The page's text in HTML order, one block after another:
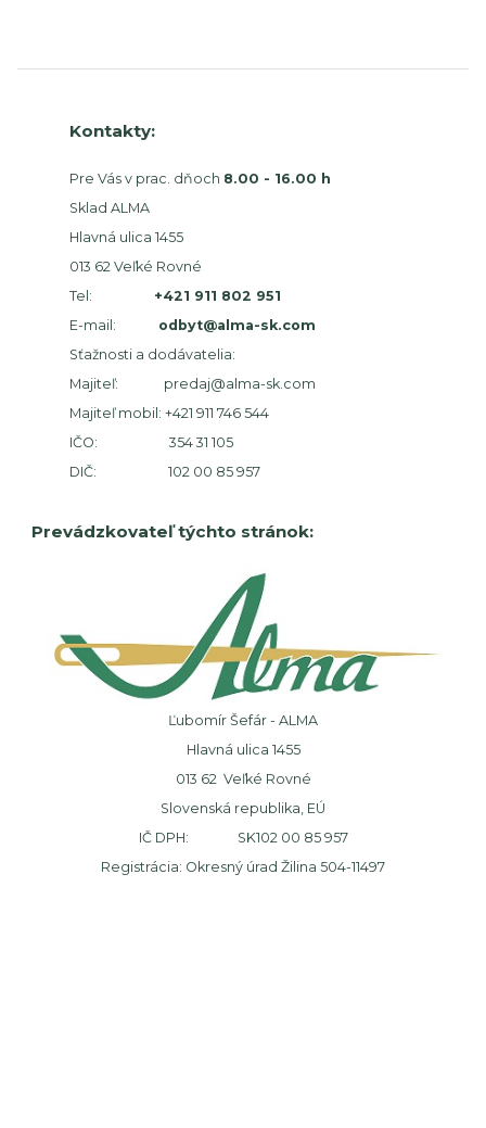
Kontakty:
Pre Vás v prac. dňoch 8.00 - 16.00 h
Sklad ALMA
Hlavná ulica 1455
013 62 Veľké Rovné
Tel:
+421 911 802 951
E-mail: odbyt@alma-sk.com
Sťažnosti a dodávatelia:
Majiteľ: predaj@alma-sk.com
Majiteľ mobil: +421 911 746 544
IČO: 354 31 105
DIČ: 102 00 85 957
Prevádzkovateľ týchto stránok:
Ľubomír Šefár - ALMA
Hlavná ulica 1455
013 62 Veľké Rovné
Slovenská republika, EÚ
IČ DPH: SK102 00 85 957
Registrácia: Okresný úrad Žilina 504-11497